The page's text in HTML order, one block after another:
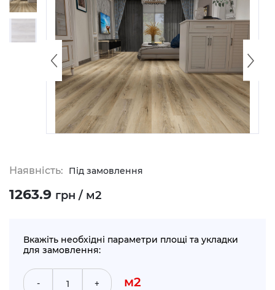
Наявність: Під замовлення
1263.9 грн / м2
Вкажіть необхідні параметри площі та укладки
для замовлення:
- + м2